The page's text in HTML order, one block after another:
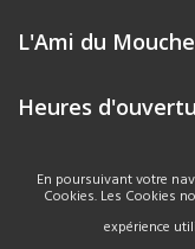
L'Ami du
Heures
En poursuivant votre
Cookies. Les Cookies
expérience